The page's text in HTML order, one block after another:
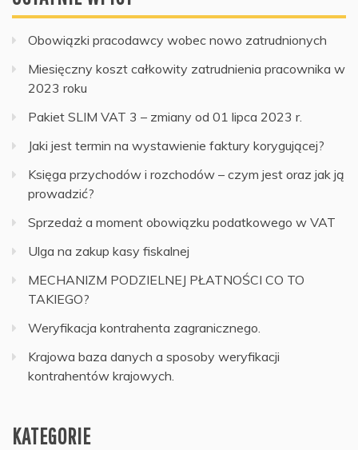
Obowiązki pracodawcy wobec nowo zatrudnionych
Miesięczny koszt całkowity zatrudnienia pracownika w
2023 roku
Pakiet SLIM VAT 3 – zmiany od 01 lipca 2023 r.
Jaki jest termin na wystawienie faktury korygującej?
Księga przychodów i rozchodów – czym jest oraz jak ją
prowadzić?
Sprzedaż a moment obowiązku podatkowego w VAT
Ulga na zakup kasy fiskalnej
MECHANIZM PODZIELNEJ PŁATNOŚCI CO TO
TAKIEGO?
Weryfikacja kontrahenta zagranicznego.
Krajowa baza danych a sposoby weryfikacji
kontrahentów krajowych.
KATEGORIE